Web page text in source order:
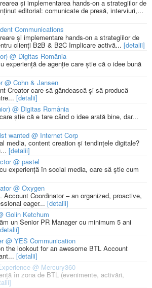
și implementarea hands-on a strategiilor de
editorial: comunicate de presă, interviuri,...
Communications
și implementare hands-on a strategiilor de
clienți B2B & B2C Implicare activă... [detalii]
@ Digitas România
experiență de agenție care știe că o idee bună
@ Cohn & Jansen
Creator care să gândească și să producă
[detalii]
@ Digitas România
știe că e tare când o idee arată bine, dar...
wanted @ Internet Corp
media, content creation și tendințele digitale?
[detalii]
@ pastel
experiență în social media, care să știe cum
@ Oxygen
Account Coordinator – an organized, proactive,
eager... [detalii]
Golin Ketchum
un Senior PR Manager cu minimum 5 ani
@ YES Communication
the lookout for an awesome BTL Account
[detalii]
@ Mercury360
în zona de BTL (evenimente, activări,